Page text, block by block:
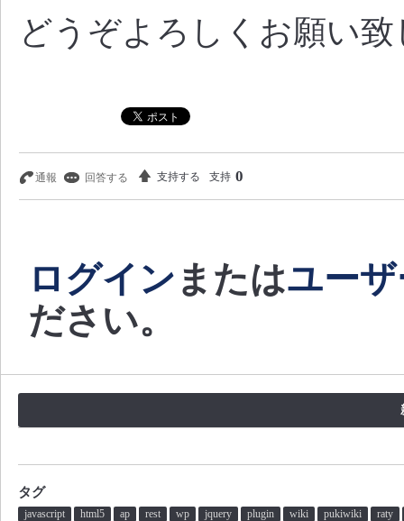
どうぞよろしくお願い
0
支持
ログイン またはユー
ださい。
タグ
javascript html5 ap rest wp jquery plugin wiki pukiwiki
raty